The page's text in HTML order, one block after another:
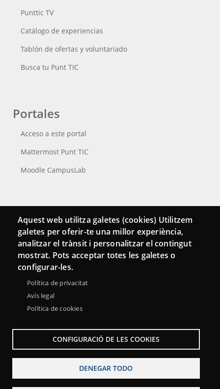
Punttic TV
Catálogo de experiencias
Tablón de ofertas y voluntariado
Busca tu Punt TIC
Portales
Acceso a este portal
Mattermost Punt TIC
Moodle CampusLab
Conecta
Contacto
Hemeroteca
Aquest web utilitza galetes (cookies) Utilitzem
galetes per oferir-te una millor experiència,
analitzar el trànsit i personalitzar el contingut
mostrat. Pots acceptar totes les galetes o
configurar-les.
Política de privacitat
Avís legal
Política de cookies
CONFIGURACIÓ DE LES COOKIES
DENEGAR TODO
Menu
Sobre la Red Punt TIC Aviso legal Accesibilidad